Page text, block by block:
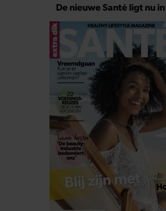
De nieuwe Santé ligt nu